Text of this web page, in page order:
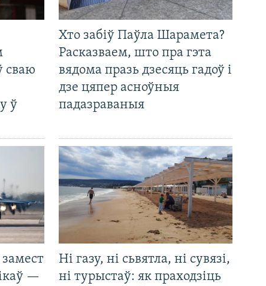
сваю
ў
Хто забіў Паўла Шарамета?
Расказваем, што пра гэта
вядома празь дзесяць гадоў і
дзе цяпер асноўныя
падазраваныя
—
Ні газу, ні сьвятла, ні сувязі,
ні турыстаў: як праходзіць